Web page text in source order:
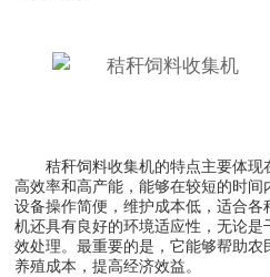
秸秆饲料收集机的特点主要体现
高效率和高产能，能够在较短的时
设备操作简便，维护成本低，适合
机还具有良好的环境适应性，无论
效处理。最重要的是，它能够帮助
养殖成本，提高经济效益。